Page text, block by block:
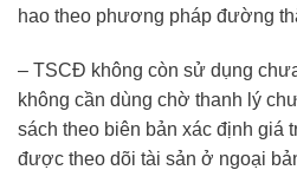
hao theo phương pháp đường
– TSCĐ không còn sử dụng
không cần dùng chờ thanh lý
sách theo biên bản xác định giá
được theo dõi tài sản ở ngoại